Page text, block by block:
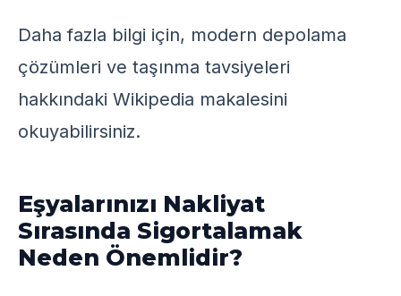
Daha fazla bilgi için, modern depolama
çözümleri ve taşınma tavsiyeleri
hakkındaki Wikipedia makalesini
okuyabilirsiniz.
Eşyalarınızı Nakliyat
Sırasında Sigortalamak
Neden Önemlidir?